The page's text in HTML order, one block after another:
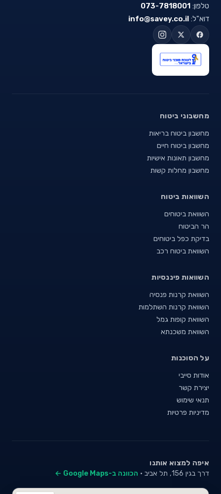
טלפון: 073-7818001
דוא"ל: info@savey.co.il
מחשבוני ביטוח
מחשבון ביטוח בריאות
מחשבון ביטוח חיים
מחשבון תאונות אישיות
מחשבון מחלות קשות
השוואות ביטוח
השוואת ביטוחים
הר הביטוח
בדיקת כפל ביטוחים
השוואת ביטוח רכב
השוואות פיננסיות
השוואת קרנות פנסיה
השוואת קרנות השתלמות
השוואת קופות גמל
השוואת משכנתא
על הסוכנות
אודות סייבי
יצירת קשר
תנאי שימוש
מדיניות פרטיות
איפה למצוא אותנו
דרך בגין 156, תל אביב · הכוונה ב-Google Maps ←